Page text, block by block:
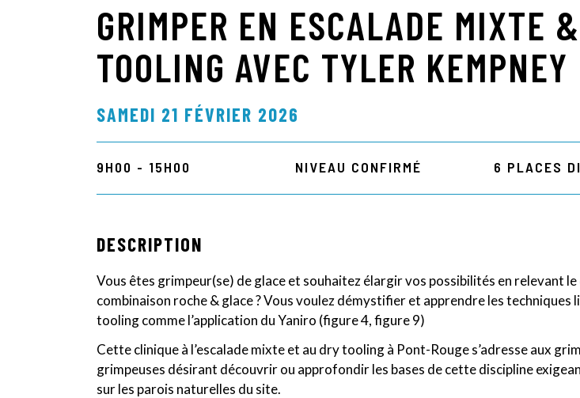
GRIMPER EN ESCALADE MIXTE
TOOLING AVEC TYLER KEMPNEY
SAMEDI 21 FÉVRIER 2026
9H00 - 15H00 NIVEAU CONFIRMÉ 6 PLACES
DESCRIPTION
Vous êtes grimpeur(se) de glace et souhaitez élargir vos possibilités en relevant le
combinaison roche & glace ? Vous voulez démystifier et apprendre les techniques
tooling comme l’application du Yaniro (figure 4, figure 9)
Cette clinique à l’escalade mixte et au dry tooling à Pont-Rouge s’adresse aux
grimpeuses désirant découvrir ou approfondir les bases de cette discipline
sur les parois naturelles du site.